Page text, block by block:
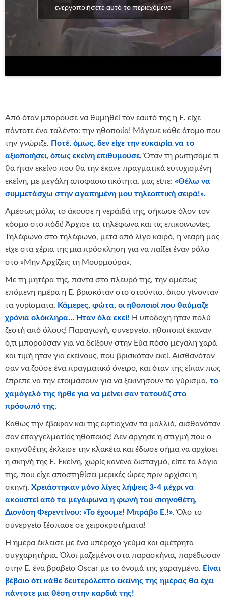
ενεργοποιήσετε αυτό το περιεχόμενο
Από όταν μπορούσε να θυμηθεί τον εαυτό της η Ε. είχε
πάντοτε ένα ταλέντο: την ηθοποιία! Μάγευε κάθε άτομο που
την γνώριζε. Ποτέ, όμως, δεν είχε την ευκαιρία να το
αξιοποιήσει, όπως εκείνη επιθυμούσε. Όταν τη ρωτήσαμε τι
θα ήταν εκείνο που θα την έκανε πραγματικά ευτυχισμένη
εκείνη, με μεγάλη αποφασιστικότητα, μας είπε: «Θέλω να
συμμετάσχω στην αγαπημένη μου τηλεοπτική σειρά!».
Αμέσως μόλις το άκουσε η νεράιδά της, σήκωσε όλον τον
κόσμο στο πόδι! Άρχισε τα τηλέφωνα και τις επικοινωνίες.
Τηλέφωνο στο τηλέφωνο, μετά από λίγο καιρό, η νεαρή μας
είχε στα χέρια της μια πρόσκληση για να παίξει έναν ρόλο
στο «Μην Αρχίζεις τη Μουρμούρα».
Με τη μητέρα της, πάντα στο πλευρό της, την αμέσως
επόμενη ημέρα η Ε. βρισκόταν στο στούντιο, όπου γίνονταν
τα γυρίσματα. Κάμερες, φώτα, οι ηθοποιοί που θαύμαζε
χρόνια ολόκληρα… Ήταν όλα εκεί! Η υποδοχή ήταν πολύ
ζεστή από όλους! Παραγωγή, συνεργείο, ηθοποιοί έκαναν
ό,τι μπορούσαν για να δείξουν στην Εύα πόσο μεγάλη χαρά
και τιμή ήταν για εκείνους, που βρισκόταν εκεί. Αισθανόταν
σαν να ζούσε ένα πραγματικό όνειρο, και όταν της είπαν πως
έπρεπε να την ετοιμάσουν για να ξεκινήσουν το γύρισμα, το
χαμόγελό της ήρθε για να μείνει σαν τατουάζ στο
πρόσωπό της.
Καθώς την έβαφαν και της έφτιαχναν τα μαλλιά, αισθανόταν
σαν επαγγελματίας ηθοποιός! Δεν άργησε η στιγμή που ο
σκηνοθέτης έκλεισε την κλακέτα και έδωσε σήμα να αρχίσει
η σκηνή της Ε. Εκείνη, χωρίς κανένα δισταγμό, είπε τα λόγια
της, που είχε αποστηθίσει μερικές ώρες πριν αρχίσει η
σκηνή. Χρειάστηκαν μόνο λίγες λήψεις 3-4 μέχρι να
ακουστεί από τα μεγάφωνα η φωνή του σκηνοθέτη,
Διονύση Φερεντίνου: «Το έχουμε! Μπράβο Ε.!». Όλο το
συνεργείο ξέσπασε σε χειροκροτήματα!
Η ημέρα έκλεισε με ένα υπέροχο γεύμα και αμέτρητα
συγχαρητήρια. Όλοι μαζεμένοι στα παρασκήνια, παρέδωσαν
στην Ε. ένα βραβείο Oscar με το όνομά της χαραγμένο. Είναι
βέβαιο ότι κάθε δευτερόλεπτο εκείνης της ημέρας θα έχει
πάντοτε μια θέση στην καρδιά της!